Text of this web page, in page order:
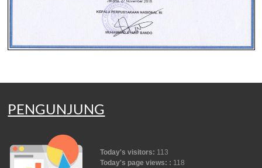
PENGUNJUNG
Today's visitors: 113
Today's page views: : 118